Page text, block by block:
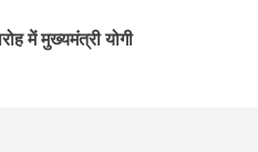
में मुख्यमंत्री योगी